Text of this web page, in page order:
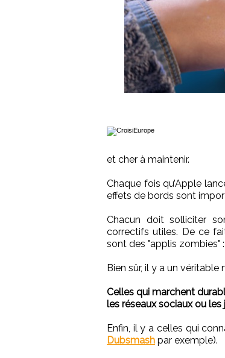
et cher à maintenir.
Chaque fois qu’Apple
effets de bords sont
Chacun doit solliciter
correctifs utiles. De ce
sont des "applis zombies"
Bien sûr, il y a un
Celles qui marchent
les réseaux sociaux ou
Enfin, il y a celles qui
Dubsmash par exemple).